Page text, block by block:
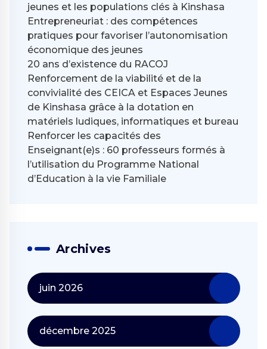
jeunes et les populations clés à Kinshasa
Entrepreneuriat : des compétences
pratiques pour favoriser l’autonomisation
économique des jeunes
20 ans d’existence du RACOJ
Renforcement de la viabilité et de la
convivialité des CEICA et Espaces Jeunes
de Kinshasa grâce à la dotation en
matériels ludiques, informatiques et bureau
Renforcer les capacités des
Enseignant(e)s : 60 professeurs formés à
l’utilisation du Programme National
d’Education à la vie Familiale
Archives
juin 2026
décembre 2025